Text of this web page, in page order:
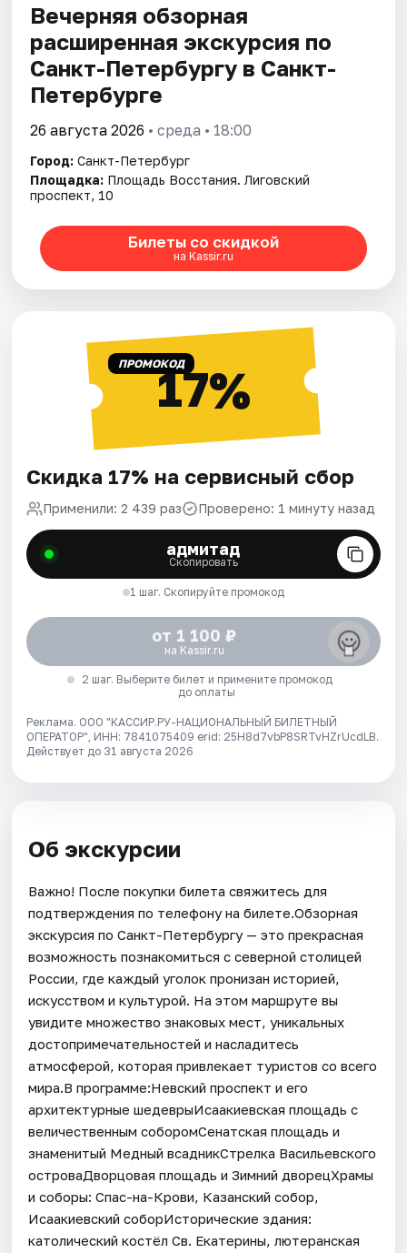
Вечерняя обзорная
расширенная экскурсия по
Санкт-Петербургу в Санкт-
Петербурге
26 августа 2026 • среда • 18:00
Город: Санкт-Петербург
Площадка: Площадь Восстания. Лиговский
проспект, 10
Билеты со скидкой
на Kassir.ru
ПРОМОКОД17%
Скидка 17% на сервисный сбор
Применили: 2 439 раз Проверено: 1 минуту назад
адмитад
Скопировать
1 шаг. Скопируйте промокод
от 1 100 ₽
на Kassir.ru
2 шаг. Выберите билет и примените промокод
до оплаты
Реклама. ООО "КАССИР.РУ-НАЦИОНАЛЬНЫЙ БИЛЕТНЫЙ
ОПЕРАТОР", ИНН: 7841075409 erid: 25H8d7vbP8SRTvHZrUcdLB.
Действует до 31 августа 2026
Об экскурсии
Важно! После покупки билета свяжитесь для
подтверждения по телефону на билете.Обзорная
экскурсия по Санкт-Петербургу — это прекрасная
возможность познакомиться с северной столицей
России, где каждый уголок пронизан историей,
искусством и культурой. На этом маршруте вы
увидите множество знаковых мест, уникальных
достопримечательностей и насладитесь
атмосферой, которая привлекает туристов со всего
мира.В программе:Невский проспект и его
архитектурные шедеврыИсаакиевская площадь с
величественным соборомСенатская площадь и
знаменитый Медный всадникСтрелка Васильевского
островаДворцовая площадь и Зимний дворецХрамы
и соборы: Спас-на-Крови, Казанский собор,
Исаакиевский соборИсторические здания:
католический костёл Св. Екатерины, лютеранская